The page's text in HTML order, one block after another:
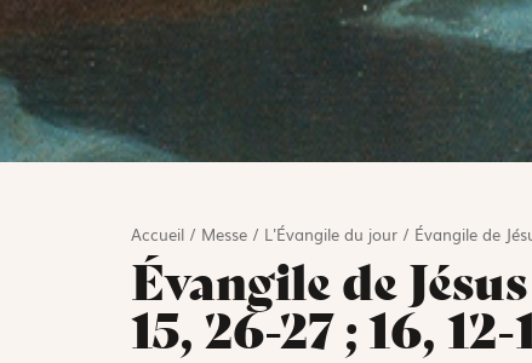
Accueil/ Messe/ L'Évangile du jour/ Évangile de
Évangile de
15, 26-27 ; 16, 12-